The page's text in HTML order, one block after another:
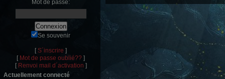
Mot de passe:
Se souvenir
[ S´inscrire ]
[ Mot de passe oublié?? ]
[ Renvoi mail d´activation ]
Actuellement connecté